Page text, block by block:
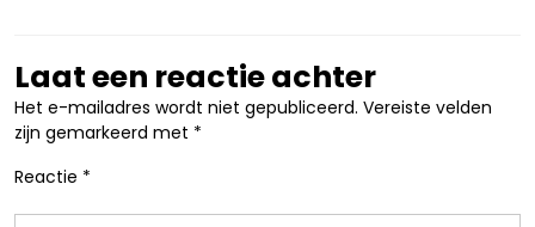
Laat een reactie achter
Het e-mailadres wordt niet gepubliceerd. Vereiste velden
zijn gemarkeerd met *
Reactie *